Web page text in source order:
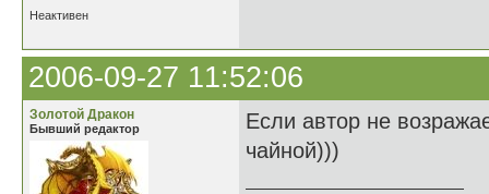
Неактивен
2006-09-27 11:52:06
Золотой Дракон
Бывший редактор
Если автор не
чайной)))